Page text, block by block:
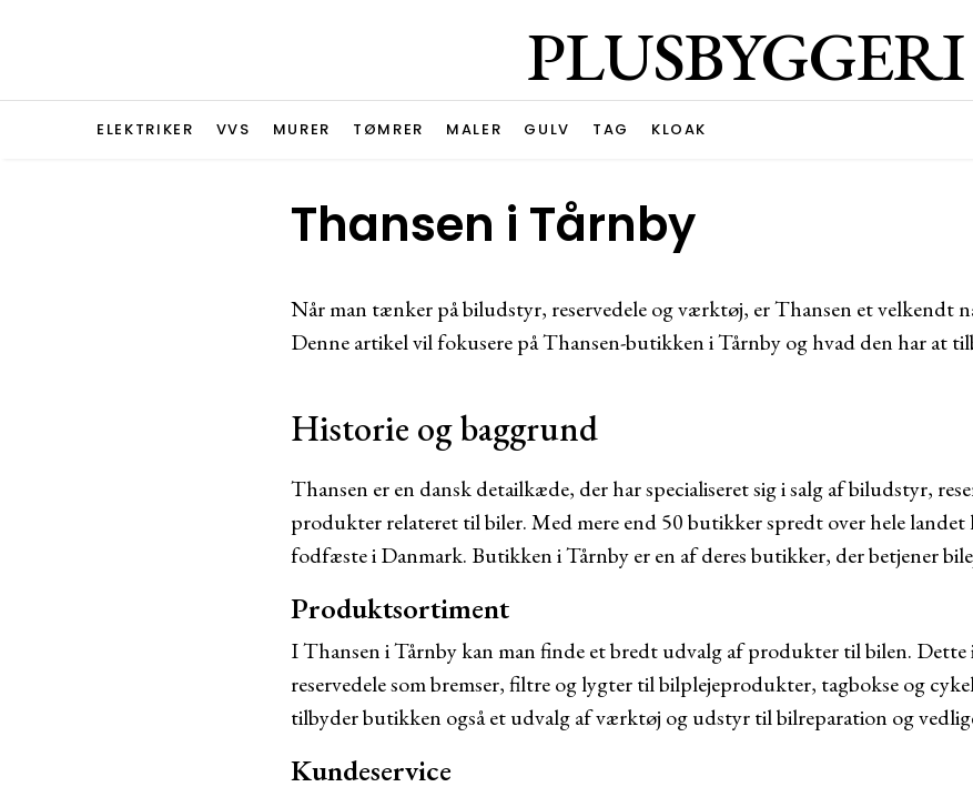
PLUSBYGGERI
ELEKTRIKER VVS MURER TØMRER MALER GULV TAG KLOAK
Thansen i Tårnby
Når man tænker på biludstyr, reservedele og værktøj, er Thansen et velkendt
Denne artikel vil fokusere på Thansen-butikken i Tårnby og hvad den har at
Historie og baggrund
Thansen er en dansk detailkæde, der har specialiseret sig i salg af biludstyr,
produkter relateret til biler. Med mere end 50 butikker spredt over hele
fodfæste i Danmark. Butikken i Tårnby er en af deres butikker, der betjener
Produktsortiment
I Thansen i Tårnby kan man finde et bredt udvalg af produkter til bilen.
reservedele som bremser, filtre og lygter til bilplejeprodukter, tagbokse og
tilbyder butikken også et udvalg af værktøj og udstyr til bilreparation og
Kundeservice